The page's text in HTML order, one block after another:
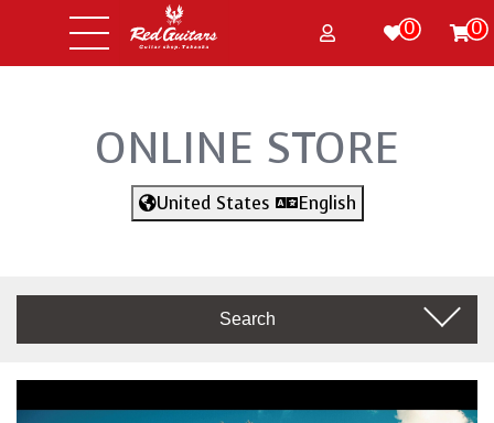
0 0
ONLINE STORE
United States English
Search